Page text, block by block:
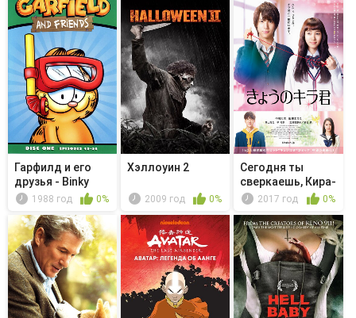
Гарфилд и его
друзья - Binky
Goes Bad...
1988 год 0%
Хэллоуин 2
2009 год 0%
Сегодня ты
сверкаешь, Кира-
кун2017 год 0%